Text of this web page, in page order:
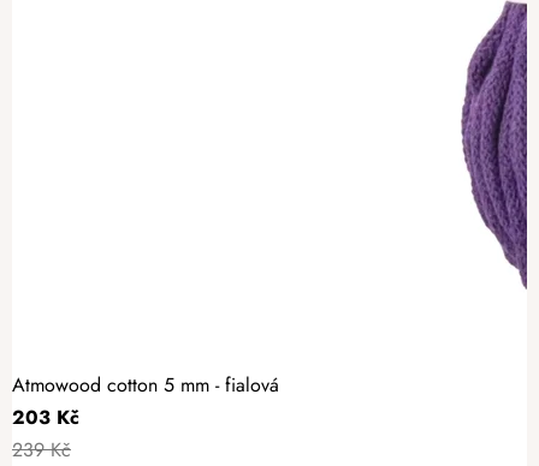
Atmowood cotton 5 mm - fialová
203 Kč
239 Kč